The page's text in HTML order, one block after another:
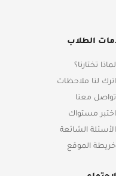
الطلاب
لماذا تختارنا؟
اترك لنا ملاحظات
تواصل معنا
اختبر مستواك
الأسئلة الشائعة
خريطة الموقع